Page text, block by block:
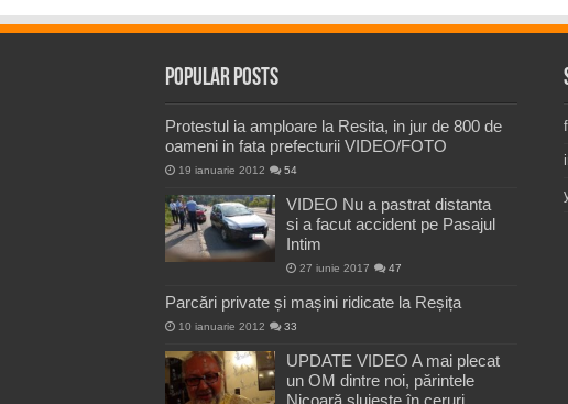
Popular Posts
Protestul ia amploare la Resita, in jur de 800 de
oameni in fata prefecturii VIDEO/FOTO
19 ianuarie 2012 54
VIDEO Nu a pastrat distanta
si a facut accident pe Pasajul
Intim
27 iunie 2017 47
Parcări private și mașini ridicate la Reșița
10 ianuarie 2012 33
UPDATE VIDEO A mai plecat
un OM dintre noi, părintele
Nicoară slujește în ceruri